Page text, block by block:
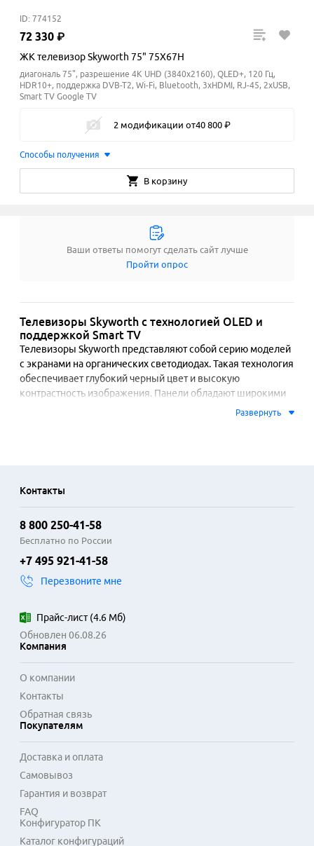
ID: 774152
72 330 ₽
ЖК телевизор Skyworth 75" 75X67H
диагональ 75", разрешение 4K UHD (3840x2160), QLED+, 120 Гц,
HDR10+, поддержка DVB-T2, Wi-Fi, Bluetooth, 3xHDMI, RJ-45, 2xUSB,
Smart TV Google TV
2 модификации от40 800 ₽
Способы получения
В корзину
Ваши ответы помогут сделать сайт лучше
Пройти опрос
Телевизоры Skyworth с технологией OLED и
поддержкой Smart TV
Телевизоры Skyworth представляют собой серию моделей
с экранами на органических светодиодах. Такая технология
обеспечивает глубокий черный цвет и высокую
контрастность изображения. Панели обладают широкими
углами обзора и точной цветопередачей, что важно для
Модели поддерживают стандарты HDR10 и Dolby Vision,
расширяя динамический диапазон картинки. Частота
обновления матрицы 120 Гц способствует плавности
движения в динамичных сценах, например в спортивных
трансляциях или видеоиграх. Телевизоры оснащены
консолей, звуковых систем и других устройств.
стандартом для этой категории.
Акустическая система с технологией объемного звучания
калибровки изображения под условия освещения в
Совместимость с протоколами умного дома позволяет
интегрировать телевизор в экосистему управления
другими устройствами. Производитель предлагает модели
Развернуть
Контакты
8 800 250-41-58
Бесплатно по России
+7 495 921-41-58
Перезвоните мне
Прайс-лист(4.6 Мб)
Обновлен 06.08.26
Компания
О компании
Контакты
Обратная связь
Покупателям
Доставка и оплата
Самовывоз
Гарантия и возврат
FAQ
Конфигуратор ПК
Каталог конфигураций